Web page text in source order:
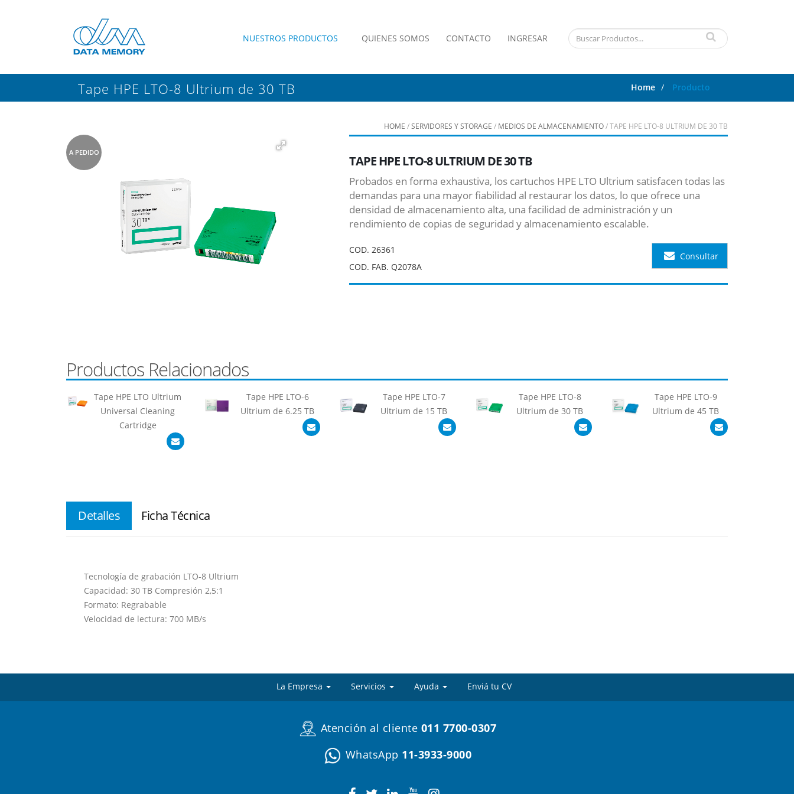
NUESTROS PRODUCTOS QUIENES SOMOS CONTACTO INGRESAR
Tape HPE LTO-8 Ultrium de 30 TB Home / Producto
HOME / SERVIDORES Y STORAGE / MEDIOS DE ALMACENAMIENTO / TAPE HPE LTO-8 ULTRIUM DE 30 TB
A PEDIDO
TAPE HPE LTO-8 ULTRIUM DE 30 TB
Probados en forma exhaustiva, los cartuchos HPE LTO Ultrium satisfacen todas las
demandas para una mayor fiabilidad al restaurar los datos, lo que ofrece una
densidad de almacenamiento alta, una facilidad de administración y un
rendimiento de copias de seguridad y almacenamiento escalable.
COD. 26361
COD. FAB. Q2078A
Consultar
Productos Relacionados
Tape HPE LTO Ultrium
Universal Cleaning
Cartridge
Tape HPE LTO-6
Ultrium de 6.25 TB
Tape HPE LTO-7
Ultrium de 15 TB
Tape HPE LTO-8
Ultrium de 30 TB
Tape HPE LTO-9
Ultrium de 45 TB
Detalles Ficha Técnica
Tecnología de grabación LTO-8 Ultrium
Capacidad: 30 TB Compresión 2,5:1
Formato: Regrabable
Velocidad de lectura: 700 MB/s
La Empresa Servicios Ayuda Enviá tu CV
Atención al cliente 011 7700-0307
WhatsApp 11-3933-9000